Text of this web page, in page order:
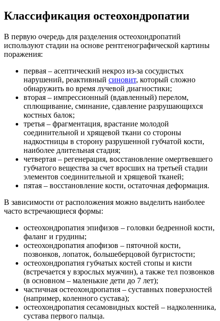
Классификация остеохондропатии
В первую очередь для разделения остеохондропатий
используют стадии на основе рентгенографической картины
поражения:
первая – асептический некроз из-за сосудистых
нарушений, реактивный синовит, который сложно
обнаружить во время лучевой диагностики;
вторая – импрессионный (вдавленный) перелом,
сплющивание, сминание, сдавление разрушающихся
костных балок;
третья – фрагментация, врастание молодой
соединительной и хрящевой ткани со стороны
надкостницы в сторону разрушенной губчатой кости,
наиболее длительная стадия;
четвертая – регенерация, восстановление омертвевшего
губчатого вещества за счет вросших на третьей стадии
элементов соединительной и хрящевой тканей;
пятая – восстановление кости, остаточная деформация.
В зависимости от расположения можно выделить наиболее
часто встречающиеся формы:
остеохондропатия эпифизов – головки бедренной кости,
фаланг и грудины;
остеохондропатия апофизов – пяточной кости,
позвонков, лопаток, большеберцовой бугристости;
остеохондропатия губчатых костей стопы и кисти
(встречается у взрослых мужчин), а также тел позвонков
(в основном – маленькие дети до 7 лет);
частичная остеохондропатия – суставных поверхностей
(например, коленного сустава);
остеохондропатия сесамовидных костей – надколенника,
сустава первого пальца.